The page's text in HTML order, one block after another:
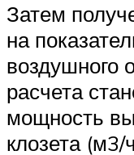
Затем
на
воздушного
расчета
мощность
клозета (м3/